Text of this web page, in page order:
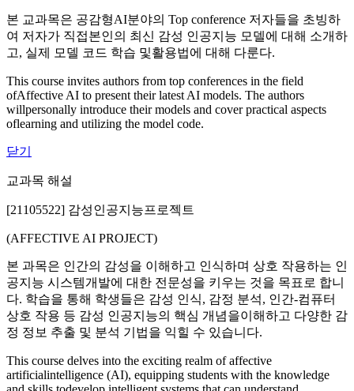
본 교과목은 공감형AI분야의 Top conference 저자들을 초빙하
여 저자가 직접본인의 최신 감성 인공지능 모델에 대해 소개하
고, 실제 모델 코드 학습 및활용법에 대해 다룬다.
This course invites authors from top conferences in the field
ofAffective AI to present their latest AI models. The authors
willpersonally introduce their models and cover practical aspects
oflearning and utilizing the model code.
닫기
교과목 해설
[21105522] 감성인공지능프로젝트
(AFFECTIVE AI PROJECT)
본 과목은 인간의 감성을 이해하고 인식하며 상호 작용하는 인
공지능 시스템개발에 대한 전문성을 키우는 것을 목표로 합니
다. 학습을 통해 학생들은 감성 인식, 감정 분석, 인간-컴퓨터
상호 작용 등 감성 인공지능의 핵심 개념을이해하고 다양한 감
정 정보 추출 및 분석 기법을 익힐 수 있습니다.
This course delves into the exciting realm of affective
artificialintelligence (AI), equipping students with the knowledge